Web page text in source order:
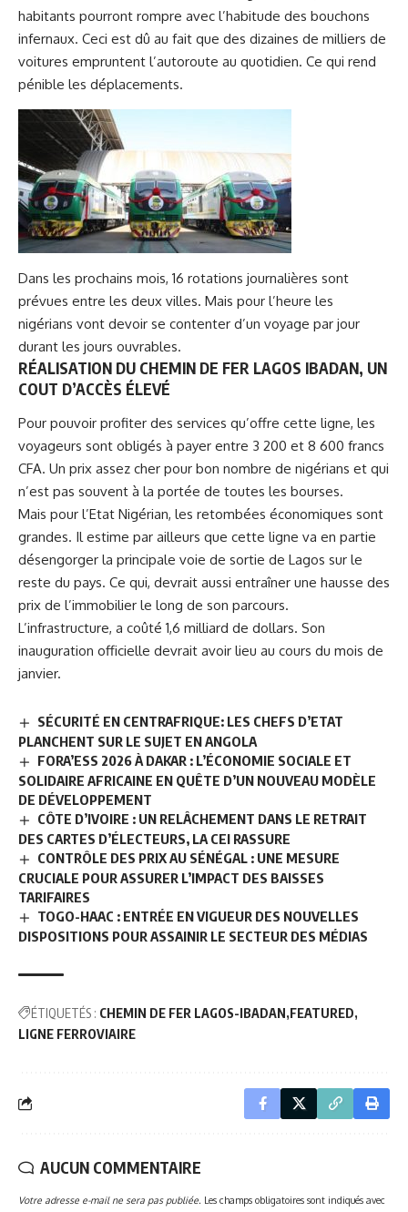
habitants pourront rompre avec l’habitude des bouchons
infernaux. Ceci est dû au fait que des dizaines de milliers de
voitures empruntent l’autoroute au quotidien. Ce qui rend
pénible les déplacements.
Dans les prochains mois, 16 rotations journalières sont
prévues entre les deux villes. Mais pour l’heure les
nigérians vont devoir se contenter d’un voyage par jour
durant les jours ouvrables.
RÉALISATION DU CHEMIN DE FER LAGOS IBADAN, UN
COUT D’ACCÈS ÉLEVÉ
Pour pouvoir profiter des services qu’offre cette ligne, les
voyageurs sont obligés à payer entre 3 200 et 8 600 francs
CFA. Un prix assez cher pour bon nombre de nigérians et qui
n’est pas souvent à la portée de toutes les bourses.
Mais pour l’Etat Nigérian, les retombées économiques sont
grandes. Il estime par ailleurs que cette ligne va en partie
désengorger la principale voie de sortie de Lagos sur le
reste du pays. Ce qui, devrait aussi entraîner une hausse des
prix de l’immobilier le long de son parcours.
L’infrastructure, a coûté 1,6 milliard de dollars. Son
inauguration officielle devrait avoir lieu au cours du mois de
janvier.
SÉCURITÉ EN CENTRAFRIQUE: LES CHEFS D’ETAT
PLANCHENT SUR LE SUJET EN ANGOLA
FORA’ESS 2026 À DAKAR : L’ÉCONOMIE SOCIALE ET
SOLIDAIRE AFRICAINE EN QUÊTE D’UN NOUVEAU MODÈLE
DE DÉVELOPPEMENT
CÔTE D’IVOIRE : UN RELÂCHEMENT DANS LE RETRAIT
DES CARTES D’ÉLECTEURS, LA CEI RASSURE
CONTRÔLE DES PRIX AU SÉNÉGAL : UNE MESURE
CRUCIALE POUR ASSURER L’IMPACT DES BAISSES
TARIFAIRES
TOGO-HAAC : ENTRÉE EN VIGUEUR DES NOUVELLES
DISPOSITIONS POUR ASSAINIR LE SECTEUR DES MÉDIAS
ÉTIQUETÉS : CHEMIN DE FER LAGOS-IBADAN FEATURED
LIGNE FERROVIAIRE
AUCUN COMMENTAIRE
Votre adresse e-mail ne sera pas publiée. Les champs obligatoires sont indiqués avec